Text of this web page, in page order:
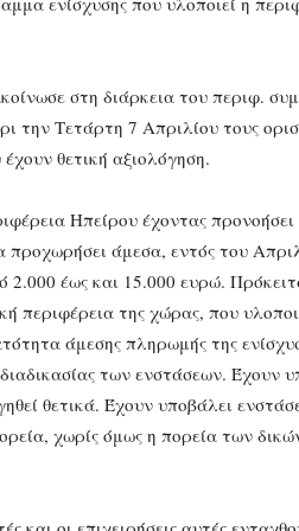
στη διάρκεια του περιφ.
την Τετάρτη 7 Απριλίου τους
θετική αξιολόγηση.
Ηπείρου έχοντας
προχωρήσει άμεσα, εντός του
έως και 15.000 ευρώ.
περιφέρεια της χώρας, που
άμεσης πληρωμής της
των ενστάσεων. Έχουν
θετικά. Έχουν υποβάλει
χωρίς όμως η πορεία των